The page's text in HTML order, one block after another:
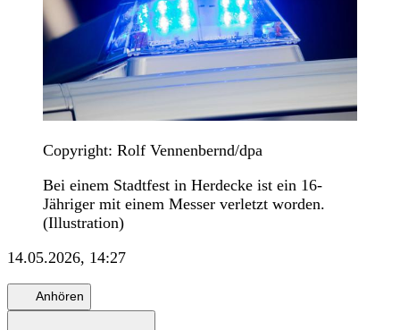
Copyright: Rolf Vennenbernd/dpa
Bei einem Stadtfest in Herdecke ist ein 16-
Jähriger mit einem Messer verletzt worden.
(Illustration)
14.05.2026, 14:27
Anhören